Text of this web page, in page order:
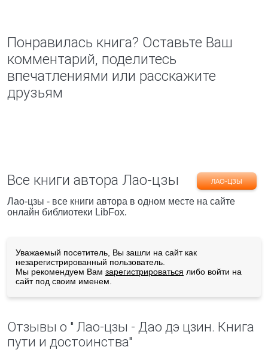
Понравилась книга? Оставьте Ваш
комментарий, поделитесь
впечатлениями или расскажите
друзьям
Все книги автора Лао-цзы ЛАО-ЦЗЫ
Лао-цзы - все книги автора в одном месте на сайте
онлайн библиотеки LibFox.
Уважаемый посетитель, Вы зашли на сайт как
незарегистрированный пользователь.
Мы рекомендуем Вам зарегистрироваться либо войти на
сайт под своим именем.
Отзывы о " Лао-цзы - Дао дэ цзин. Книга
пути и достоинства"